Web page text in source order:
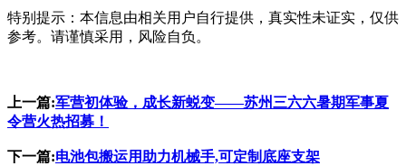
特别提示：本信息由相关用户自行提供，真实性未证实，仅供
参考。请谨慎采用，风险自负。
上一篇:军营初体验，成长新蜕变——苏州三六六暑期军事夏
令营火热招募！
下一篇:电池包搬运用助力机械手,可定制底座支架